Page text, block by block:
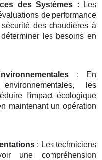
des Systèmes : Les
de performance
des chaudières à
les besoins en
: En
les
l'impact écologique
maintenant un opération
: Les techniciens
une compréhension